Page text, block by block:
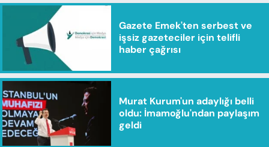
Gazete Emek'ten serbest ve
işsiz gazeteciler için telifli
haber çağrısı
Murat Kurum'un adaylığı belli
oldu: İmamoğlu'ndan paylaşım
geldi